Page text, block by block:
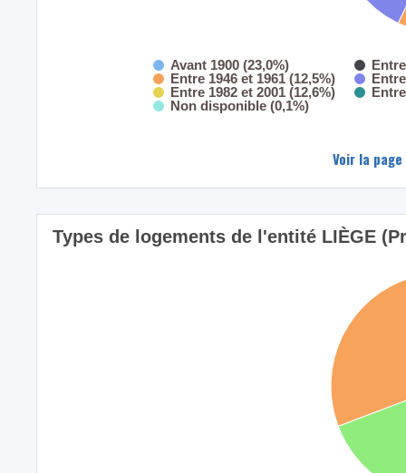
Avant 1900 (23,0%)
Entre 1946 et 1961 (12,5%)
Entre 1982 et 2001 (12,6%)
Non disponible (0,1%)
Voir la
Types de logements de l'entité LIÈGE